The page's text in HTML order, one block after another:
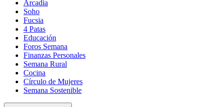
Arcadia
Soho
in
new
window
Fucsia
in
new
window
4 Patas
Educación
Foros Semana
Finanzas Personales
Semana Rural
Cocina
Círculo de Mujeres
Semana Sostenible